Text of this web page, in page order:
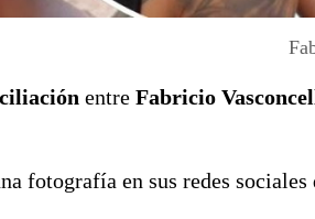
entre Fabricio
fotografía en sus redes sociales